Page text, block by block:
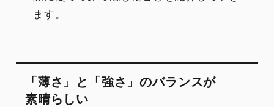
ます。
「薄さ」と「強さ」のバランスが
素晴らしい